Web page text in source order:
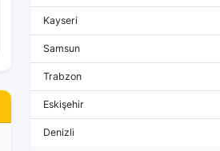
Kayseri
Samsun
Trabzon
Eskişehir
Denizli